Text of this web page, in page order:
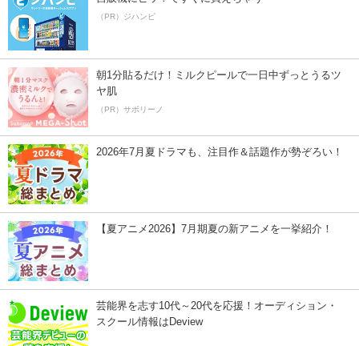
（PR）ジハンピ
朝1分貼るだけ！ミルクピールで一日中ずっとうるツ
ヤ肌
（PR）サボリーノ
2026年7月夏ドラマも、注目作＆話題作が勢ぞろい！
【夏アニメ2026】7月期夏の新アニメを一挙紹介！
芸能界を志す10代～20代を応援！オーディション・
スクール情報はDeview